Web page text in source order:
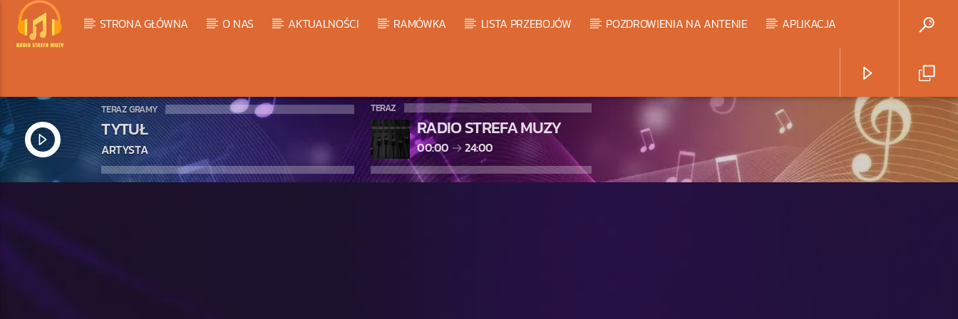
STRONA GŁÓWNA O NAS AKTUALNOŚCI RAMÓWKA LISTA PRZEBOJÓW POZDROWIENIA NA ANTENIE APLIKACJA
TERAZ GRAMY
TYTUŁ
ARTYSTA
TERAZ
RADIO STREFA MUZY
00:00 24:00